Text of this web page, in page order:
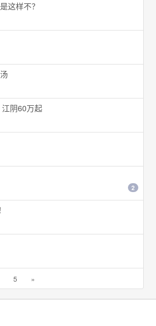
这样不？
阴60万起
2
5 »